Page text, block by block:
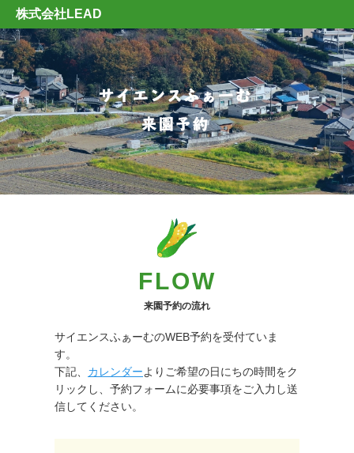
株式会社LEAD
FLOW
来園予約の流れ
サイエンスふぁーむのWEB予約を受付ていま
す。
下記、 カレンダーよりご希望の日にちの時間をク
リックし、予約フォームに必要事項をご入力し送
信してください。